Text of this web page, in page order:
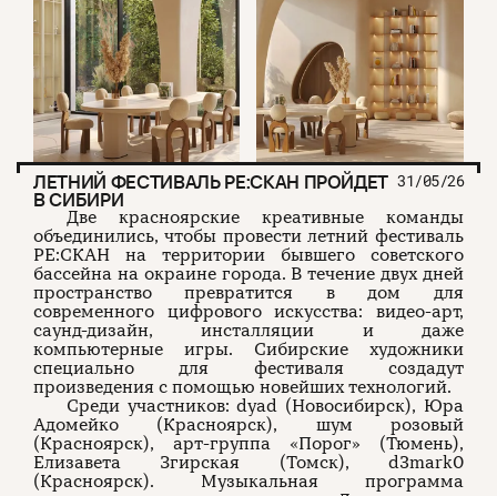
ЛЕТНИЙ ФЕСТИВАЛЬ РЕ:СКАН ПРОЙДЕТ
В СИБИРИ
31/05/26
Две красноярские креативные команды
объединились, чтобы провести летний фестиваль
РЕ:СКАН на территории бывшего советского
бассейна на окраине города. В течение двух дней
пространство превратится в дом для
современного цифрового искусства: видео-арт,
саунд-дизайн, инсталляции и даже
компьютерные игры. Сибирские художники
специально для фестиваля создадут
произведения с помощью новейших технологий.
Среди участников: dyad (Новосибирск), Юра
Адомейко (Красноярск), шум розовый
(Красноярск), арт-группа «Порог» (Тюмень),
Елизавета Згирская (Томск), d3mark0
(Красноярск). Музыкальная программа